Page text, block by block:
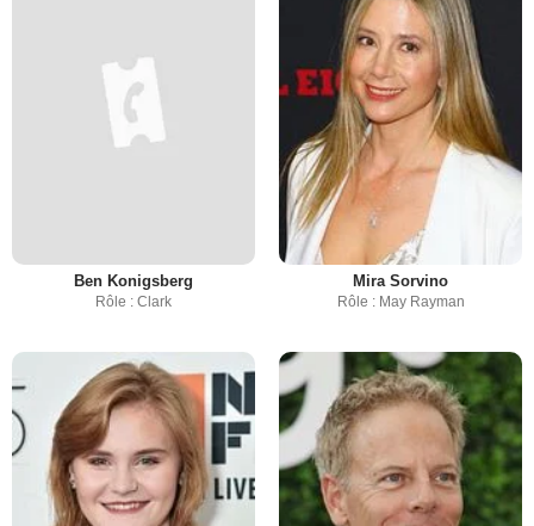
Ben Konigsberg
Rôle : Clark
Mira Sorvino
Rôle : May Rayman